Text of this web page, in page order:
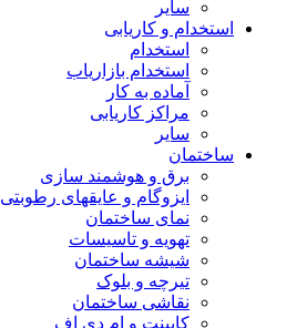
سایر
استخدام و کاریابی
استخدام
استخدام بازاریاب
آماده به کار
مراکز کاریابی
سایر
ساختمان
برق و هوشمند سازی
ایزوگام و عایقهای رطوبتی
نمای ساختمان
تهویه و تاسیسات
شیشه ساختمان
تیرچه و بلوک
نقاشی ساختمان
کابینت و ام دی اف